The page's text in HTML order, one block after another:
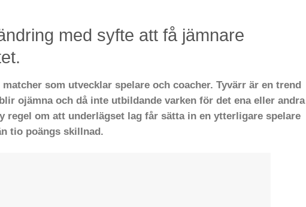
med syfte att få jämnare
som utvecklar spelare och coacher. Tyvärr är en trend
ojämna och då inte utbildande varken för det ena eller andra
regel om att underlägset lag får sätta in en ytterligare spelare
tio poängs skillnad.